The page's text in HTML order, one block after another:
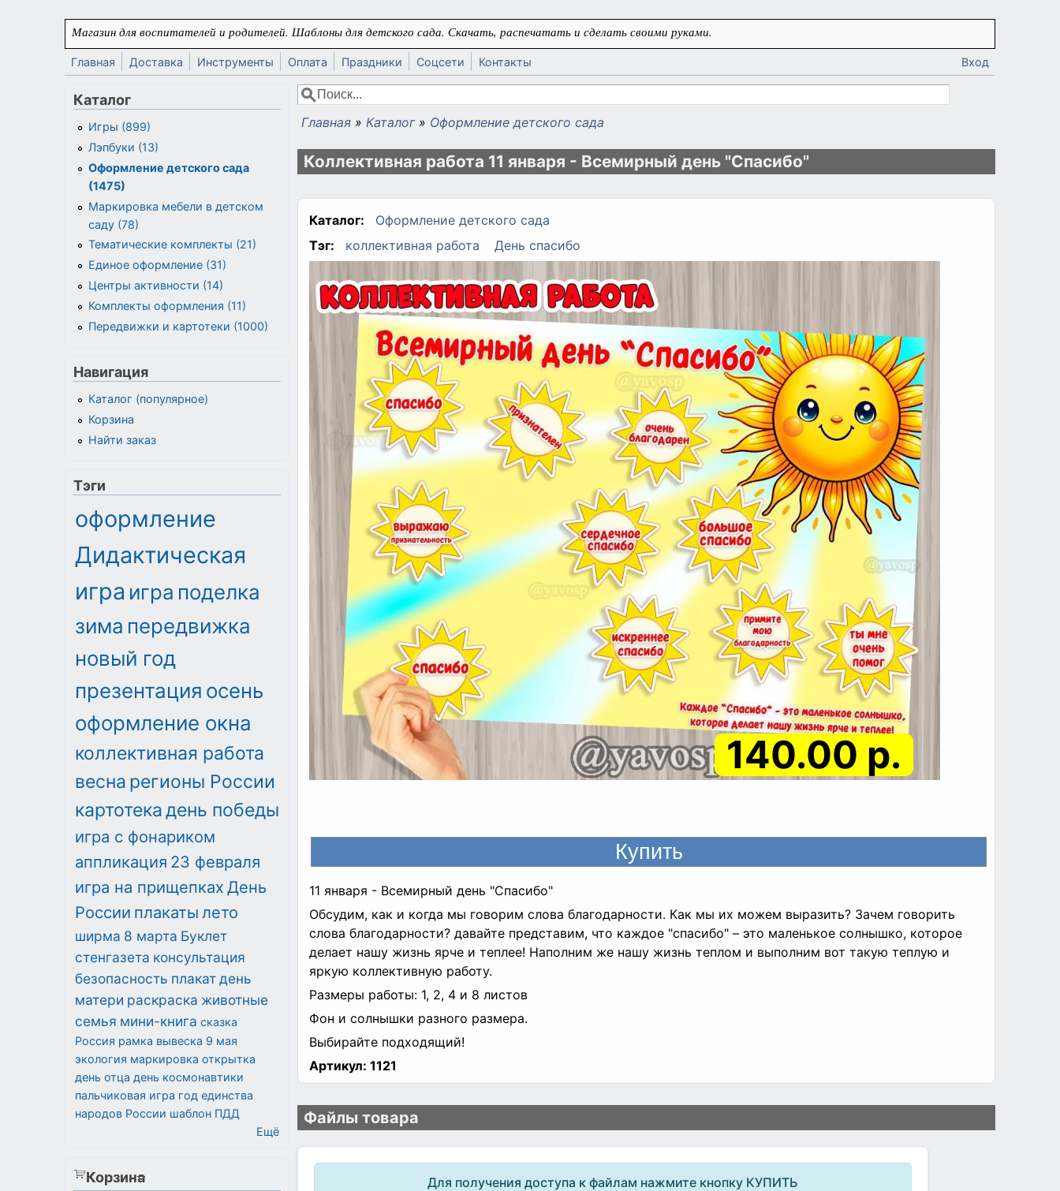
Перейти к основному содержанию
Магазин для воспитателей и родителей. Шаблоны для детского сада. Скачать, распечатать и сделать своими руками.
Главная Доставка Инструменты Оплата Праздники Соцсети Контакты Вход
Форма поиска
Поиск
Вы здесь
Главная » Каталог » Оформление детского сада
Коллективная работа 11 января - Всемирный день "Спасибо"
Каталог:
Оформление детского сада
Тэг:
коллективная работа День спасибо
140.00 р.
11 января - Всемирный день "Спасибо"
Обсудим, как и когда мы говорим слова благодарности. Как мы их можем выразить? Зачем говорить
слова благодарности? давайте представим, что каждое "спасибо" – это маленькое солнышко, которое
делает нашу жизнь ярче и теплее! Наполним же нашу жизнь теплом и выполним вот такую теплую и
яркую коллективную работу.
Размеры работы: 1, 2, 4 и 8 листов
Фон и солнышки разного размера.
Выбирайте подходящий!
Артикул: 1121
Файлы товара
Для получения доступа к файлам нажмите кнопку КУПИТЬ
Каталог
Игры (899)
Лэпбуки (13)
Оформление детского сада
(1475)
Маркировка мебели в детском
саду (78)
Тематические комплекты (21)
Единое оформление (31)
Центры активности (14)
Комплекты оформления (11)
Передвижки и картотеки (1000)
Навигация
Каталог (популярное)
Корзина
Найти заказ
Тэги
оформление
Дидактическая
игра игра поделка
зима передвижка
новый год
презентация осень
оформление окна
коллективная работа
весна регионы России
картотекадень победы
игра с фонариком
аппликация 23 февраля
игра на прищепках День
России плакаты лето
ширма 8 марта Буклет
стенгазета консультация
безопасность плакатдень
матери раскраска животные
семья мини-книга сказка
Россия рамка вывеска 9 мая
экология маркировка открытка
день отца день космонавтики
пальчиковая игра год единства
народов России шаблон ПДД
Ещё
Корзина